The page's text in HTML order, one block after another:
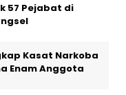
57 Pejabat di
Kasat Narkoba
Enam Anggota